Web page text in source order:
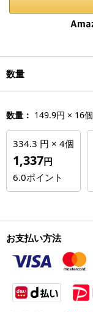
数量
数量： 149.9円 × 16個
334.3 円 × 4個
1,337円
6.0ポイント
お支払い方法